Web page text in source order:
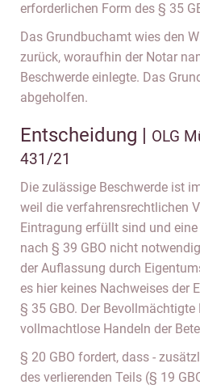
erforderlichen Form des § 35
Das Grundbuchamt wies den
zurück, woraufhin der Notar
Beschwerde einlegte. Das
abgeholfen.
Entscheidung | OLG
431/21
Die zulässige Beschwerde ist
weil die verfahrensrechtlichen
Eintragung erfüllt sind und
nach § 39 GBO nicht
der Auflassung durch
es hier keines Nachweises der
§ 35 GBO. Der Bevollmächtigte
vollmachtlose Handeln der
§ 20 GBO fordert, dass -
des verlierenden Teils (§ 19